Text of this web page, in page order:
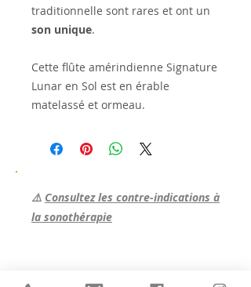
traditionnelle sont rares et ont un
son unique.
Cette flûte amérindienne Signature
Lunar en Sol est en érable
matelassé et ormeau.
⚠️ Consultez les contre-indications à
la sonothérapie